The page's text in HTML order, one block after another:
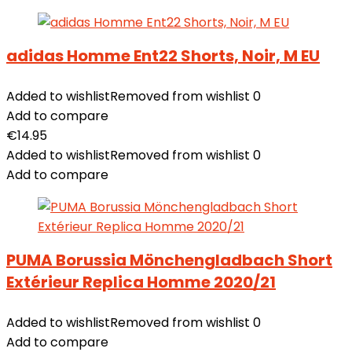
adidas Homme Ent22 Shorts, Noir, M EU
Added to wishlistRemoved from wishlist 0
Add to compare
€14.95
Added to wishlistRemoved from wishlist 0
Add to compare
PUMA Borussia Mönchengladbach Short
Extérieur Replica Homme 2020/21
Added to wishlistRemoved from wishlist 0
Add to compare